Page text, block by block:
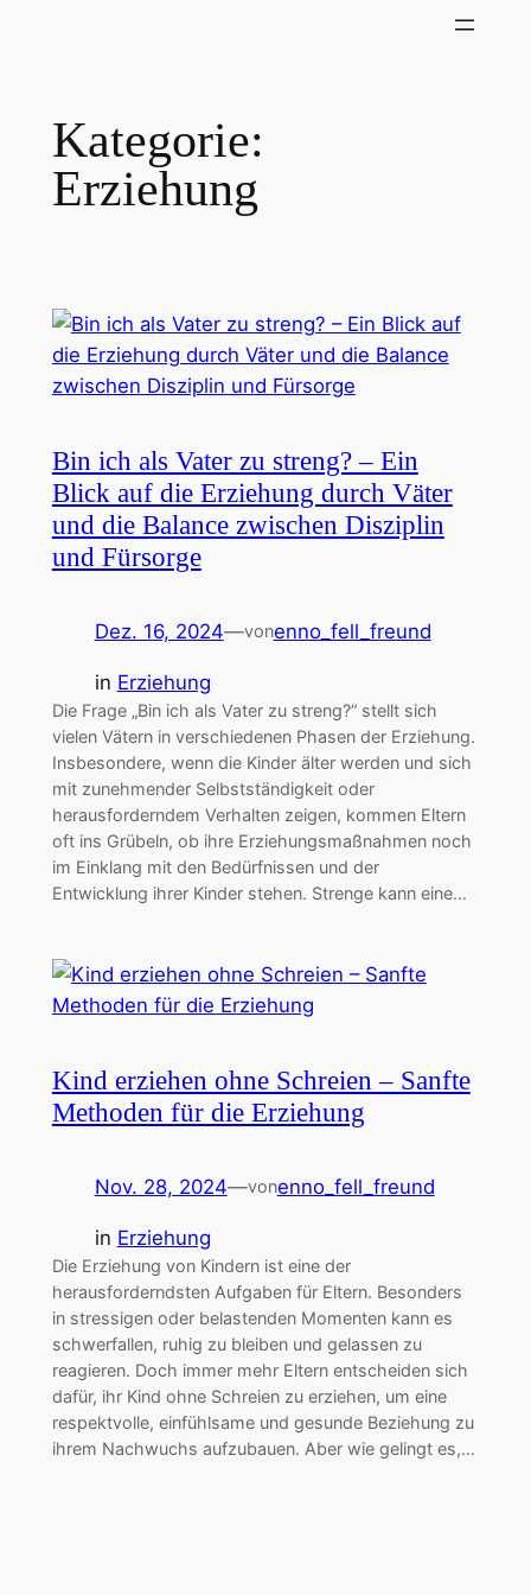
Kategorie:
Erziehung
Bin ich als Vater zu streng? – Ein
Blick auf die Erziehung durch Väter
und die Balance zwischen Disziplin
und Fürsorge
Dez. 16, 2024—vonenno_fell_freund
in Erziehung
Die Frage „Bin ich als Vater zu streng?“ stellt sich
vielen Vätern in verschiedenen Phasen der Erziehung.
Insbesondere, wenn die Kinder älter werden und sich
mit zunehmender Selbstständigkeit oder
herausforderndem Verhalten zeigen, kommen Eltern
oft ins Grübeln, ob ihre Erziehungsmaßnahmen noch
im Einklang mit den Bedürfnissen und der
Entwicklung ihrer Kinder stehen. Strenge kann eine…
Kind erziehen ohne Schreien – Sanfte
Methoden für die Erziehung
Nov. 28, 2024—vonenno_fell_freund
in Erziehung
Die Erziehung von Kindern ist eine der
herausforderndsten Aufgaben für Eltern. Besonders
in stressigen oder belastenden Momenten kann es
schwerfallen, ruhig zu bleiben und gelassen zu
reagieren. Doch immer mehr Eltern entscheiden sich
dafür, ihr Kind ohne Schreien zu erziehen, um eine
respektvolle, einfühlsame und gesunde Beziehung zu
ihrem Nachwuchs aufzubauen. Aber wie gelingt es,…